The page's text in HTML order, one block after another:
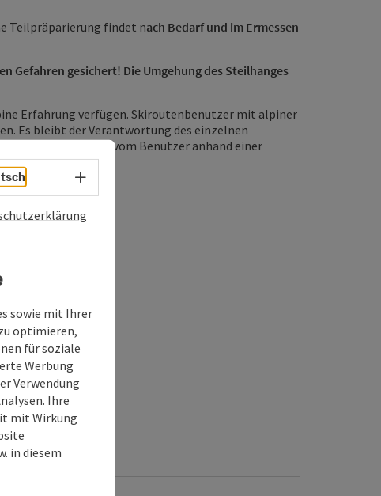
Teilpräparierung findet nach Bedarf und im Ermessen
Gefahren gesichert! Die Umgehung des Steilhanges
Erfahrung verfügen. Skiroutenbenutzer mit alpiner
Es bleibt der Verantwortung des einzelnen
tagesaktuell vom Benützer anhand einer
möglich ist.
Sprachwahl - Menü öffnen
sowie mit Ihrer
optimieren,
für soziale
Werbung
Verwendung
Ihre
mit Wirkung
in diesem